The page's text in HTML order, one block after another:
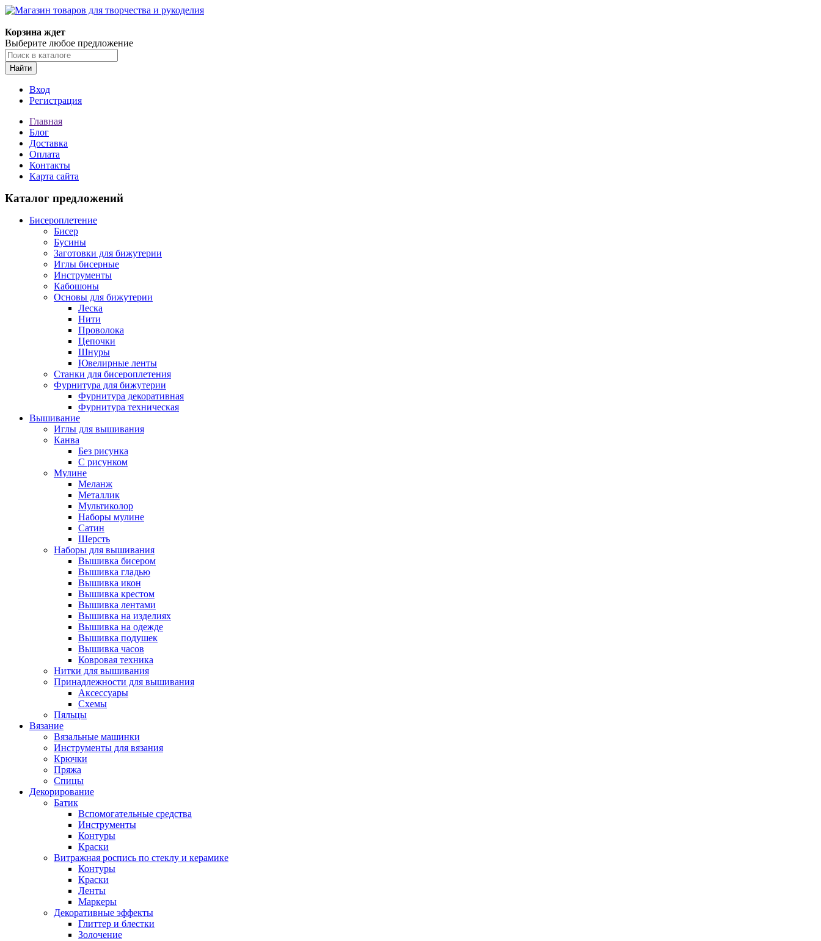
Корзина ждет
Выберите любое предложение
Найти
Вход
Регистрация
Главная
Блог
Доставка
Оплата
Контакты
Карта сайта
Каталог предложений
Бисероплетение
Бисер
Бусины
Заготовки для бижутерии
Иглы бисерные
Инструменты
Кабошоны
Основы для бижутерии
Леска
Нити
Проволока
Цепочки
Шнуры
Ювелирные ленты
Станки для бисероплетения
Фурнитура для бижутерии
Фурнитура декоративная
Фурнитура техническая
Вышивание
Иглы для вышивания
Канва
Без рисунка
С рисунком
Мулине
Меланж
Металлик
Мультиколор
Наборы мулине
Сатин
Шерсть
Наборы для вышивания
Вышивка бисером
Вышивка гладью
Вышивка икон
Вышивка крестом
Вышивка лентами
Вышивка на изделиях
Вышивка на одежде
Вышивка подушек
Вышивка часов
Ковровая техника
Нитки для вышивания
Принадлежности для вышивания
Аксессуары
Схемы
Пяльцы
Вязание
Вязальные машинки
Инструменты для вязания
Крючки
Пряжа
Спицы
Декорирование
Батик
Вспомогательные средства
Инструменты
Контуры
Краски
Витражная роспись по стеклу и керамике
Контуры
Краски
Ленты
Маркеры
Декоративные эффекты
Глиттер и блестки
Золочение